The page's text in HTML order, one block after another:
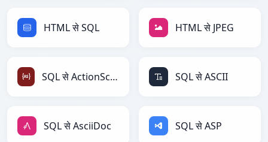
HTML से SQL HTML से JPEG
SQL से ActionScript SQL से ASCII
SQL से AsciiDoc SQL से ASP